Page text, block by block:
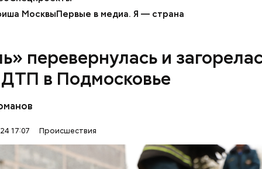
МосквыПервые в медиа. Я — страна
перевернулась и
в Подмосковье
17:07 Происшествия